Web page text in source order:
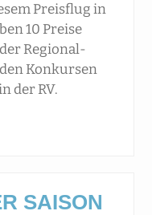
Preisflug in
10 Preise
Regional-
Konkursen
der RV.
SAISON